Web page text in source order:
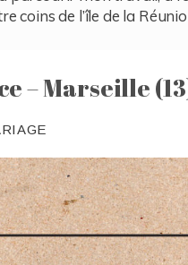
coins de l’île de la
– Marseille